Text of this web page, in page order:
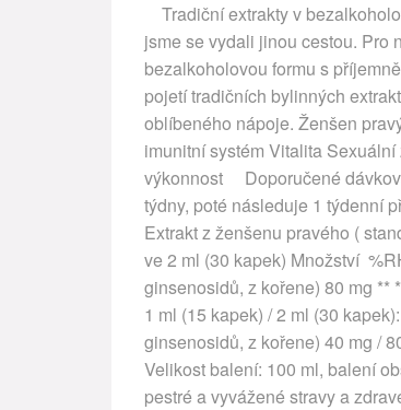
Tradiční extrakty v
jsme se vydali jinou cestou. Pro
bezalkoholovou formu s
pojetí tradičních bylinných
oblíbeného nápoje. Ženšen
imunitní systém Vitalita
výkonnost Doporučené
týdny, poté následuje 1 týdenní
Extrakt z ženšenu pravého (
ve 2 ml (30 kapek) Množství
ginsenosidů, z kořene) 80 mg
1 ml (15 kapek) / 2 ml (30
ginsenosidů, z kořene) 40 mg /
Velikost balení: 100 ml, balení
pestré a vyvážené stravy a